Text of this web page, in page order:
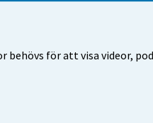
behövs för att visa videor,